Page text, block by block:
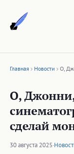
содержимому
Главная Новости О,
О, Джонни,
сделай
30 августа 2025·